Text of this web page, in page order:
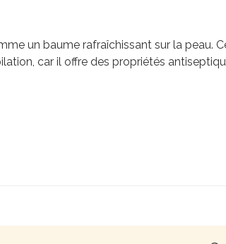
un baume rafraîchissant sur la peau.
car il offre des propriétés